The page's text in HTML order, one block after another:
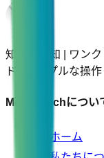
知的な感知 | ワン
ド | シンプルな操
Molsentechについ
ホーム